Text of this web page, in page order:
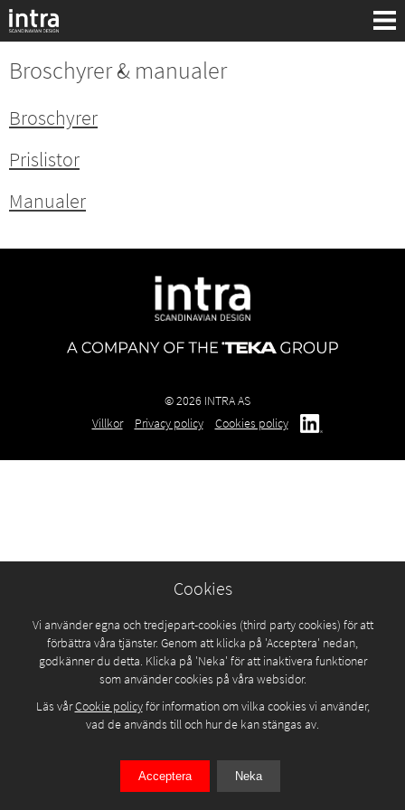
Sök:
Broschyrer & manualer
Broschyrer
Prislistor
Manualer
© 2026 INTRA AS
Villkor
Privacy policy Cookies policy
Cookies
Vi använder egna och tredjepart-cookies (third party cookies) för att
förbättra våra tjänster. Genom att klicka på 'Acceptera' nedan,
godkänner du detta. Klicka på 'Neka' för att inaktivera funktioner
som använder cookies på våra websidor.
Läs vårCookie policyför information om vilka cookies vi använder,
vad de används till och hur de kan stängas av.
Acceptera Neka